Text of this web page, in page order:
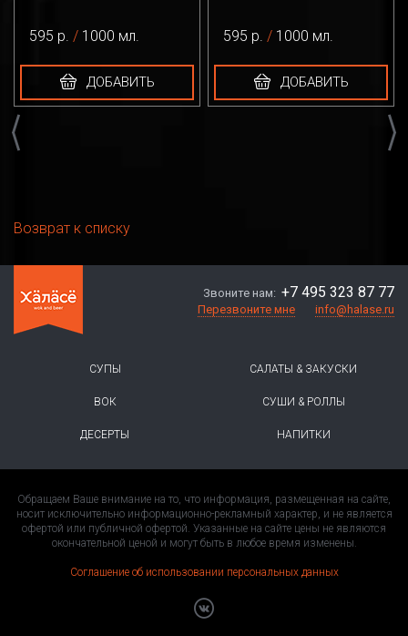
595 р. / 1000 мл.
ДОБАВИТЬ
595 р. / 1000 мл.
ДОБАВИТЬ
Возврат к списку
СУПЫ САЛАТЫ & ЗАКУСКИ
ВОК СУШИ & РОЛЛЫ
ДЕСЕРТЫ НАПИТКИ
Звоните нам: +7 495 323 87 77
Перезвоните мне info@halase.ru
Обращаем Ваше внимание на то, что информация, размещенная на сайте,
носит исключительно информационно-рекламный характер, и не является
офертой или публичной офертой. Указанные на сайте цены не являются
окончательной ценой и могут быть в любое время изменены.
Соглашение об использовании персональных данных